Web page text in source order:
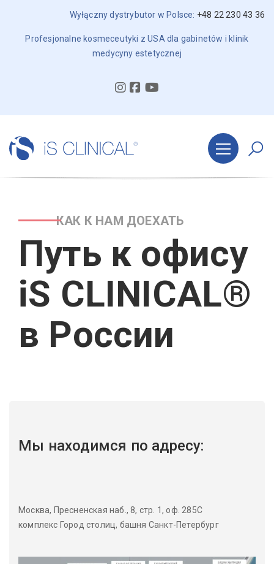
Wyłączny dystrybutor w Polsce: +48 22 230 43 36
Profesjonalne kosmeceutyki z USA dla gabinetów i klinik
medycyny estetycznej
КАК К НАМ ДОЕХАТЬ
Путь к офису
iS CLINICAL®
в России
Мы находимся по адресу:
Москва, Пресненская наб., 8, стр. 1, оф. 285С
комплекс Город столиц, башня Санкт-Петербург